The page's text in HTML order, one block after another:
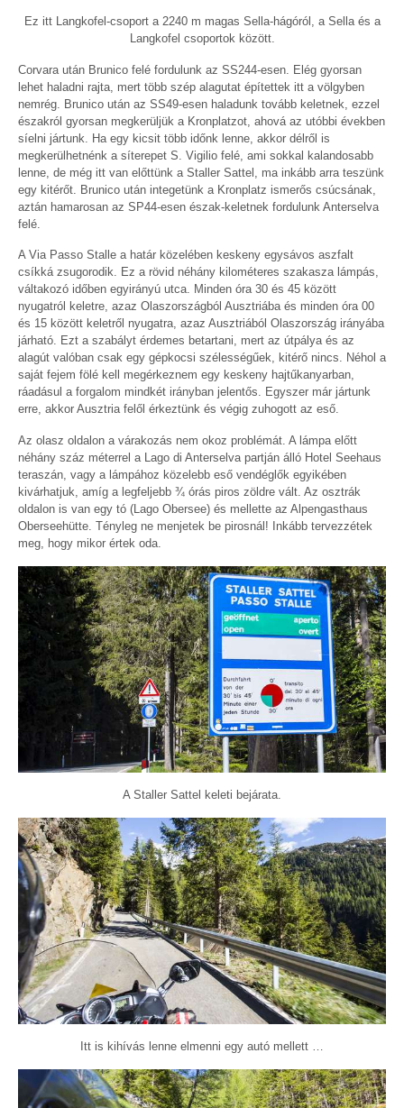
Ez itt Langkofel-csoport a 2240 m magas Sella-hágóról, a Sella és a
Langkofel csoportok között.
Corvara után Brunico felé fordulunk az SS244-esen. Elég gyorsan
lehet haladni rajta, mert több szép alagutat építettek itt a völgyben
nemrég. Brunico után az SS49-esen haladunk tovább keletnek, ezzel
északról gyorsan megkerüljük a Kronplatzot, ahová az utóbbi években
síelni jártunk. Ha egy kicsit több időnk lenne, akkor délről is
megkerülhetnénk a síterepet S. Vigilio felé, ami sokkal kalandosabb
lenne, de még itt van előttünk a Staller Sattel, ma inkább arra teszünk
egy kitérőt. Brunico után integetünk a Kronplatz ismerős csúcsának,
aztán hamarosan az SP44-esen észak-keletnek fordulunk Anterselva
felé.
A Via Passo Stalle a határ közelében keskeny egysávos aszfalt
csíkká zsugorodik. Ez a rövid néhány kilométeres szakasza lámpás,
váltakozó időben egyirányú utca. Minden óra 30 és 45 között
nyugatról keletre, azaz Olaszországból Ausztriába és minden óra 00
és 15 között keletről nyugatra, azaz Ausztriából Olaszország irányába
járható. Ezt a szabályt érdemes betartani, mert az útpálya és az
alagút valóban csak egy gépkocsi szélességűek, kitérő nincs. Néhol a
saját fejem fölé kell megérkeznem egy keskeny hajtűkanyarban,
ráadásul a forgalom mindkét irányban jelentős. Egyszer már jártunk
erre, akkor Ausztria felől érkeztünk és végig zuhogott az eső.
Az olasz oldalon a várakozás nem okoz problémát. A lámpa előtt
néhány száz méterrel a Lago di Anterselva partján álló Hotel Seehaus
teraszán, vagy a lámpához közelebb eső vendéglők egyikében
kivárhatjuk, amíg a legfeljebb ¾ órás piros zöldre vált. Az osztrák
oldalon is van egy tó (Lago Obersee) és mellette az Alpengasthaus
Oberseehütte. Tényleg ne menjetek be pirosnál! Inkább tervezzétek
meg, hogy mikor értek oda.
A Staller Sattel keleti bejárata.
Itt is kihívás lenne elmenni egy autó mellett …